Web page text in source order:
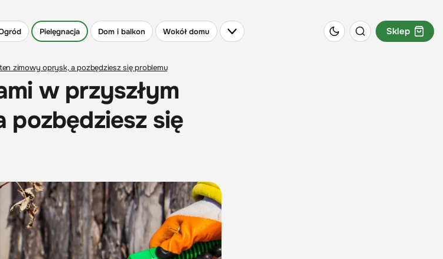
Pielęgnacja Dom i balkon Wokół domu Sklep
zimowy oprysk, a pozbędziesz się problemu
w przyszłym
pozbędziesz się